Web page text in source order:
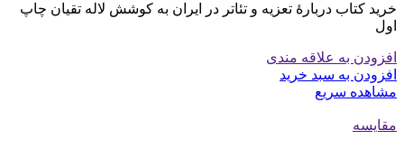
خرید کتاب دربارۀ تعزیه و تئاتر در ایران به کوشش لاله تقیان چاپ
اول
افزودن به علاقه مندی
افزودن به سبد خرید
مشاهده سریع
مقایسه